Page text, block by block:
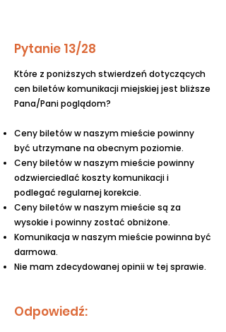
Pytanie 13/28
Które z poniższych stwierdzeń dotyczących
cen biletów komunikacji miejskiej jest bliższe
Pana/Pani poglądom?
Ceny biletów w naszym mieście powinny
być utrzymane na obecnym poziomie.
Ceny biletów w naszym mieście powinny
odzwierciedlać koszty komunikacji i
podlegać regularnej korekcie.
Ceny biletów w naszym mieście są za
wysokie i powinny zostać obniżone.
Komunikacja w naszym mieście powinna być
darmowa.
Nie mam zdecydowanej opinii w tej sprawie.
Odpowiedź: